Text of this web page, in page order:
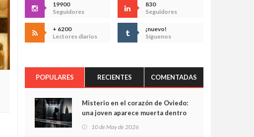
19900
Seguidores
830
Seguidores
+ 6200
Lectores diarios
¡nuevo!
Síguenos
POPULARES RECIENTES COMENTADAS
Misterio en el corazón de Oviedo:
una joven aparece muerta dentro
cámaras captan sus últimos
10 de May de 2026